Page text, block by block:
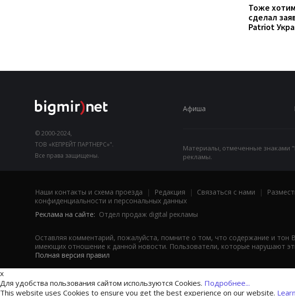
Тоже
сделал
Patriot
© 2000-2024,
ТОВ «КЕПРЕЙТ ПАРТНЕРС»".
Все права защищены.
Афиша
Материалы, отмеченные знаками
рекламы.
Наши контакты и схема проезда | Редакция | Связаться с нами |
конфиденциальности и персональных данных
Реклама на сайте: Отдел продаж digital рекламы
Оставляя комментарий, пожалуйста, помните о том, что содержание и тон
имеющих отношение к данной новости. Пользователи, которые нарушают
Полная версия правил
x
Для удобства пользования сайтом используются Cookies. Подробнее...
This website uses Cookies to ensure you get the best experience on our website.